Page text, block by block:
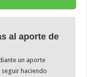
al aporte de
un aporte
haciendo